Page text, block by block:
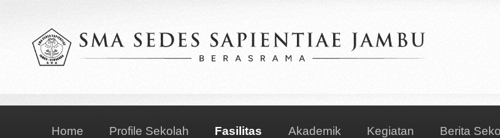
Home Profile Sekolah Fasilitas Akademik Kegiatan Berita